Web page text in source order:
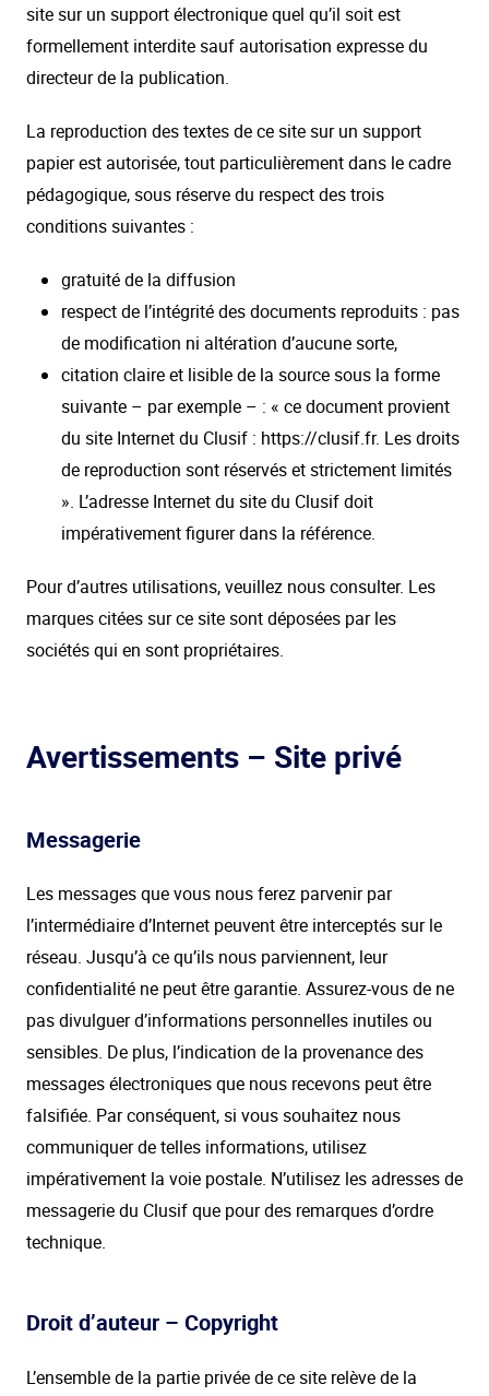
site sur un support électronique quel qu’il soit est
formellement interdite sauf autorisation expresse du
directeur de la publication.
La reproduction des textes de ce site sur un support
papier est autorisée, tout particulièrement dans le cadre
pédagogique, sous réserve du respect des trois
conditions suivantes :
gratuité de la diffusion
respect de l’intégrité des documents reproduits : pas
de modification ni altération d’aucune sorte,
citation claire et lisible de la source sous la forme
suivante – par exemple – : « ce document provient
du site Internet du Clusif : https://clusif.fr. Les droits
de reproduction sont réservés et strictement limités
». L’adresse Internet du site du Clusif doit
impérativement figurer dans la référence.
Pour d’autres utilisations, veuillez nous consulter. Les
marques citées sur ce site sont déposées par les
sociétés qui en sont propriétaires.
Avertissements – Site privé
Messagerie
Les messages que vous nous ferez parvenir par
l’intermédiaire d’Internet peuvent être interceptés sur le
réseau. Jusqu’à ce qu’ils nous parviennent, leur
confidentialité ne peut être garantie. Assurez-vous de ne
pas divulguer d’informations personnelles inutiles ou
sensibles. De plus, l’indication de la provenance des
messages électroniques que nous recevons peut être
falsifiée. Par conséquent, si vous souhaitez nous
communiquer de telles informations, utilisez
impérativement la voie postale. N’utilisez les adresses de
messagerie du Clusif que pour des remarques d’ordre
technique.
Droit d’auteur – Copyright
L’ensemble de la partie privée de ce site relève de la